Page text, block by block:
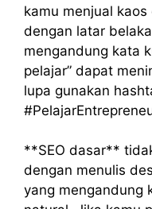
kamu menjual
dengan latar
mengandung kata
pelajar” dapat
lupa gunakan
**SEO dasar**
dengan menulis
yang mengandung